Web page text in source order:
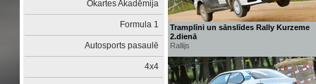
Okartes Akadēmija
Formula 1
Autosports pasaulē
4x4
Tramplīni un sānslīdes Rally Kurzeme
2.dienā
Rallijs